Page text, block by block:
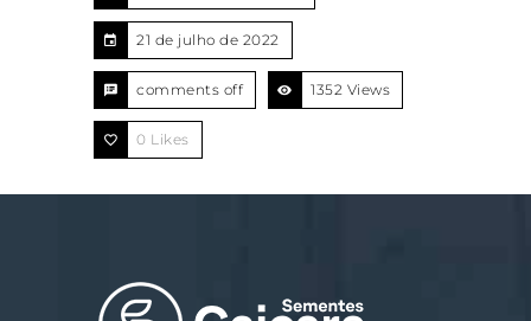
21 de julho de 2022
comments off 1352 Views
0 Likes